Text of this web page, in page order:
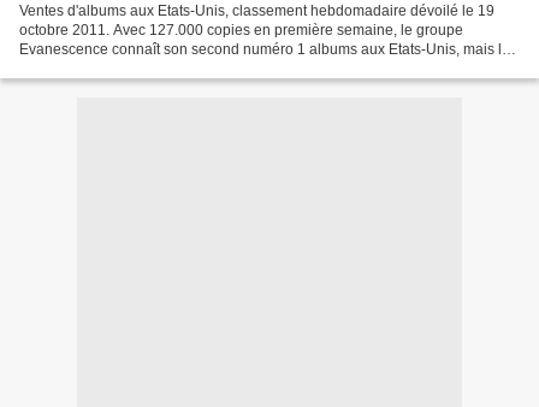
Ventes d'albums aux Etats-Unis, classement hebdomadaire dévoilé le 19
octobre 2011. Avec 127.000 copies en première semaine, le groupe
Evanescence connaît son second numéro 1 albums aux Etats-Unis, mais le